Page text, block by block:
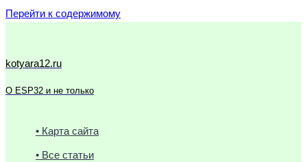
Перейти к содержимому
kotyara12.ru
О ESP32 и не только
• Карта сайта
• Все статьи